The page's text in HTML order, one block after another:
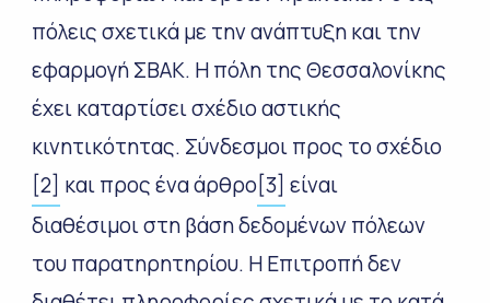
πόλεις σχετικά με την ανάπτυξη και την
εφαρμογή ΣΒΑΚ. Η πόλη της Θεσσαλονίκης
έχει καταρτίσει σχέδιο αστικής
κινητικότητας. Σύνδεσμοι προς το σχέδιο
[2] και προς ένα άρθρο[3] είναι
διαθέσιμοι στη βάση δεδομένων πόλεων
του παρατηρητηρίου. Η Επιτροπή δεν